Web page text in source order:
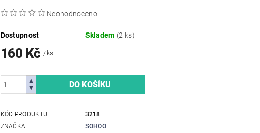
Neohodnoceno
Dostupnost Skladem (2 ks)
160 Kč/ ks
KÓD PRODUKTU
3218
ZNAČKA
SOHOO